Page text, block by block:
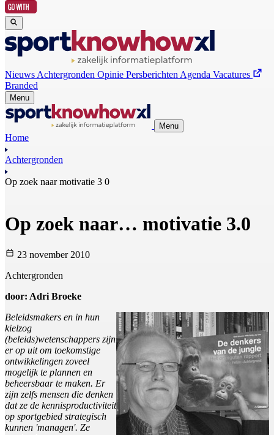
Nieuws Achtergronden Opinie Persberichten Agenda Vacatures
Branded
Menu
Menu
Home
Achtergronden
Op zoek naar motivatie 3 0
Op zoek naar… motivatie 3.0
23 november 2010
Achtergronden
door: Adri Broeke
Beleidsmakers en in hun
kielzog
(beleids)wetenschappers zijn
er op uit om toekomstige
ontwikkelingen zoveel
mogelijk te plannen en
beheersbaar te maken. Er
zijn zelfs mensen die denken
dat ze de kennisproductiviteit
op sportgebied strategisch
kunnen 'managen'. Ze